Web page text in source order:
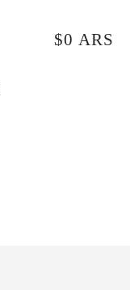
$0 ARS